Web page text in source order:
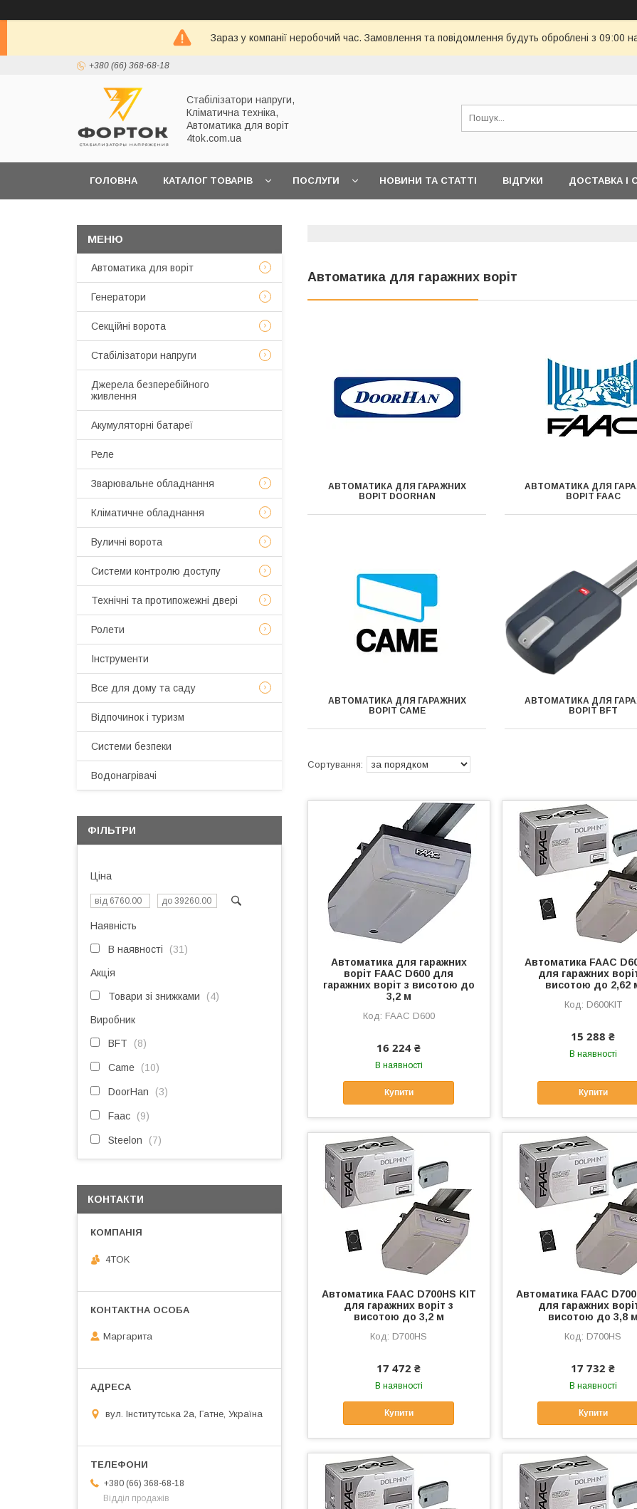
Зараз у компанії неробочий час. Замовлення та повідомлення будуть оброблені з 09:00
+380 (66) 368-68-18
Стабілізатори напруги,
Кліматична техніка,
Автоматика для воріт
4tok.com.ua
ГОЛОВНА КАТАЛОГ ТОВАРІВ ПОСЛУГИ НОВИНИ ТА СТАТТІ ВІДГУКИ ДОСТАВКА І
Автоматика для гаражних воріт
АВТОМАТИКА ДЛЯ ГАРАЖНИХ
ВОРІТ DOORHAN
АВТОМАТИКА ДЛЯ
ВОРІТ FAAC
АВТОМАТИКА ДЛЯ ГАРАЖНИХ
ВОРІТ CAME
АВТОМАТИКА ДЛЯ
ВОРІТ BFT
Автоматика для гаражних
воріт FAAC D600 для
гаражних воріт з висотою до
3,2 м
FAAC D600
16 224 ₴
В наявності
Купити
Автоматика FAAC
для гаражних
висотою до 2,62
D600KIT
15 288 ₴
В наявності
Купити
Автоматика FAAC D700HS KIT
для гаражних воріт з
висотою до 3,2 м
D700HS
17 472 ₴
В наявності
Купити
Автоматика FAAC
для гаражних
висотою до 3,8 м
D700HS
17 732 ₴
В наявності
Купити
Автоматика для воріт
Генератори
Секційні ворота
Стабілізатори напруги
Джерела безперебійного
живлення
Акумуляторні батареї
Реле
Зварювальне обладнання
Кліматичне обладнання
Вуличні ворота
Системи контролю доступу
Технічні та протипожежні двері
Ролети
Інструменти
Все для дому та саду
Відпочинок і туризм
Системи безпеки
Водонагрівачі
ФІЛЬТРИ
Ціна
Наявність
В наявності 31
Акція
Товари зі знижками 4
Виробник
BFT 8
Came 10
DoorHan 3
Faac 9
Steelon 7
КОНТАКТИ
4TOK
Маргарита
вул. Інститутська 2а, Гатне, Україна
+380 (66) 368-68-18
Відділ продажів